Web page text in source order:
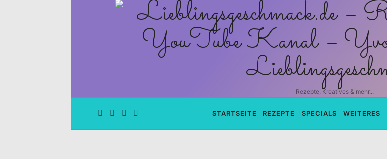
Lieblingsgeschmack.de
Rezepte
Blog
und
Rezepte, Kreatives & mehr...
STARTSEITE REZEPTE SPECIALS WEITERES